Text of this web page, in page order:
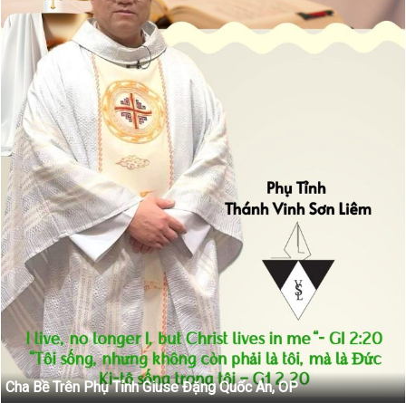
Cha Bề Trên Phụ Tỉnh Giuse Đặng Quốc An, OP